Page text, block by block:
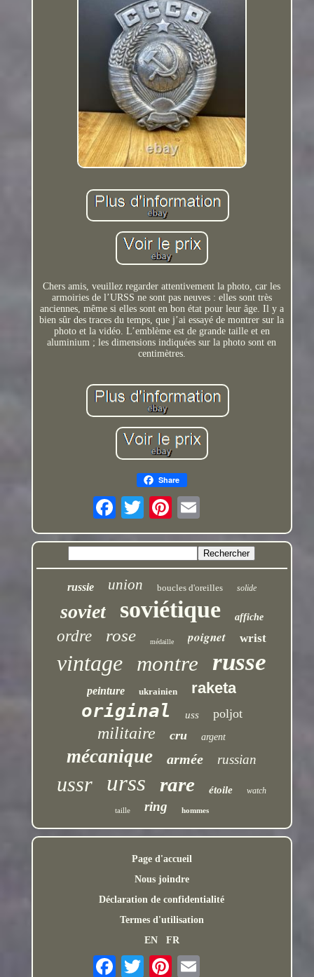
Chers amis, veuillez regarder attentivement la photo, car les
armoiries de l’URSS ne sont pas neuves : elles sont très
anciennes, même si elles sont en bon état pour leur âge. Il y a
bien sûr des traces du temps, que j’ai essayé de montrer sur la
photo et la vidéo. L’emblème est de grande taille et en
aluminium ; les dimensions indiquées sur la photo sont en
centimètres.
Share
russie union boucles d'oreilles solide
soviet soviétique affiche
ordre rose médaille poignet wrist
vintage montre russe
peinture ukrainien raketa
original uss poljot
militaire cru argent
mécanique armée russian
ussr urss rare étoile watch
taille ring hommes
Page d'accueil
Nous joindre
Déclaration de confidentialité
Termes d'utilisation
EN
FR